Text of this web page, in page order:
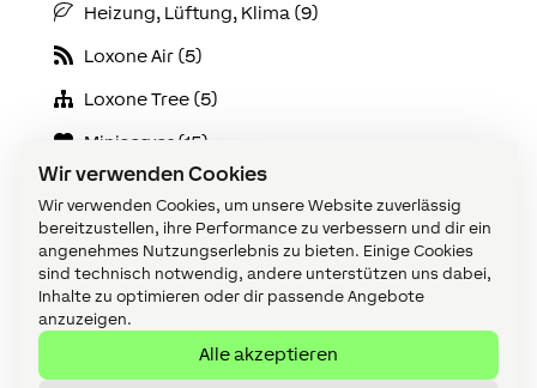
Wir verwenden Cookies
Wir verwenden Cookies, um unsere Website zuverlässig
bereitzustellen, ihre Performance zu verbessern und dir ein
angenehmes Nutzungserlebnis zu bieten. Einige Cookies
sind technisch notwendig, andere unterstützen uns dabei,
Inhalte zu optimieren oder dir passende Angebote
anzuzeigen.
Alle akzeptieren
Heizung, Lüftung, Klima (9)
Loxone Air (5)
Loxone Tree (5)
Miniserver (15)
Online Services (8)
Sicherheit (7)
Verkabelung (18)
Video Tutorials (61)
Visualisierung (10)